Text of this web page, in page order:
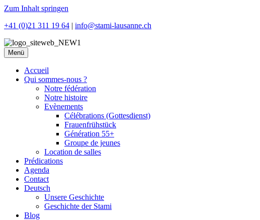
Zum Inhalt springen
+41 (0)21 311 19 64 | info@stami-lausanne.ch
Menü
Accueil
Qui sommes-nous ?
Notre fédération
Notre histoire
Evènements
Célébrations (Gottesdienst)
Frauenfrühstück
Génération 55+
Groupe de jeunes
Location de salles
Prédications
Agenda
Contact
Deutsch
Unsere Geschichte
Geschichte der Stami
Blog